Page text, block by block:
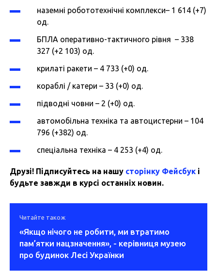
наземні робототехнічні комплекси– 1 614 (+7)
од.
БПЛА оперативно-тактичного рівня – 338
327 (+2 103) од.
крилаті ракети – 4 733 (+0) од.
кораблі / катери – 33 (+0) од.
підводні човни – 2 (+0) од.
автомобільна техніка та автоцистерни – 104
796 (+382) од.
спеціальна техніка – 4 253 (+4) од.
Друзі! Підписуйтесь на нашу сторінку Фейсбук і
будьте завжди в курсі останніх новин.
Читайте також
«Якщо нічого не робити, ми втратимо
пам’ятки нацзначення», - керівниця музею
про будинок Лесі Українки